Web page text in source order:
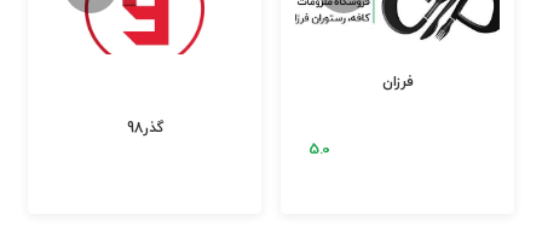
گذر98
فرزان